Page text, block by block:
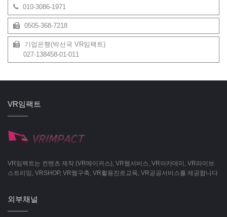
010-3086-1971
0505-368-7218
기업은행(박선국 VR임팩트)
027-138458-01-011
VR임팩트
VR임팩트는 컨텐츠 제작 (VR메이커스), VR웹서비스, VR아카데미, VR라이브
스트리밍, VRSHOP, VR웹구축, VR활용진로교육, VR공공서비스를 제공합니다
외부채널